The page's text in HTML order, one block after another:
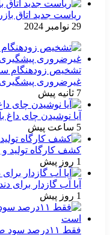
ریاست جدید اتاق
29 نوامبر 2024
تشخیص زودهنگام
غیرضروری
7 ثانیه پیش
آیا نوشیدن چای
5 ساعت پیش
کشف کارگاه تولید و
1 روز پیش
آیا آب گازدار
1 روز پیش
فقط ۱۱‌درصد سود صنعت دارو تبدیل به نقدینگی شده است